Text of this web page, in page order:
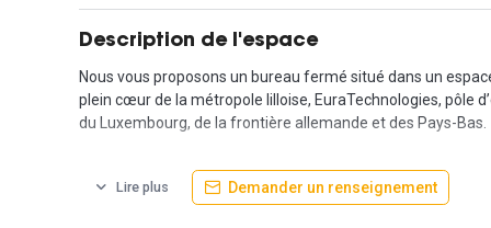
Description de l'espace
Nous vous proposons un bureau fermé situé dans un
plein cœur de la métropole lilloise, EuraTechnologies, pôle
du Luxembourg, de la frontière allemande et des Pays-Bas.
Le bureau, de 14 m², est idéal pour 2 personnes.
propre espace sécurisé pour vous et vos collaborateurs.
Lire plus Demander un renseignement